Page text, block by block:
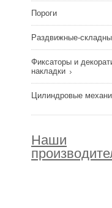
Пороги
Раздвижные-
Фиксаторы и
накладки
Цилиндровые
Наши